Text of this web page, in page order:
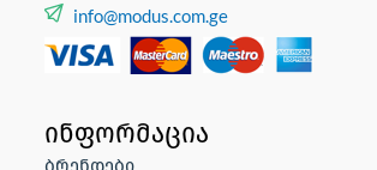
info@modus.com.ge
ინფორმაცია
ბრენდები